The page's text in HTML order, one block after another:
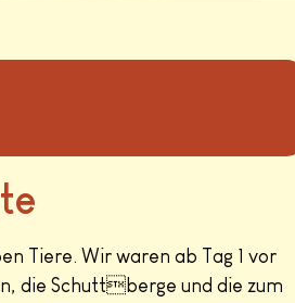
Tiere. Wir waren ab Tag 1 vor
die Schuttberge und die zum